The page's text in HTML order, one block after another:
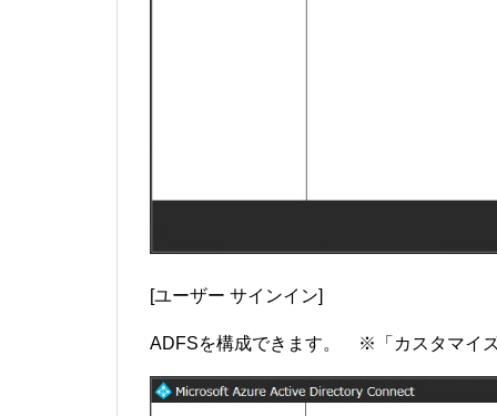
[ユーザー サインイン]
ADFSを構成できます。 ※「カスタマイ